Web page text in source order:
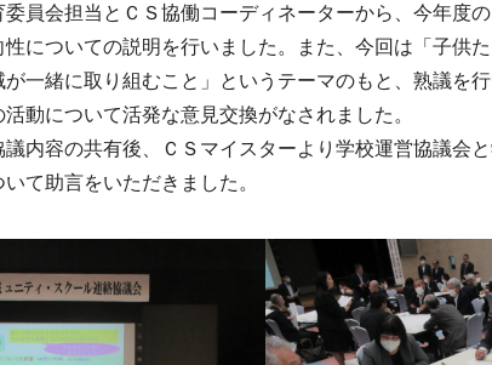
員会担当とＣＳ協働コーディネーターから、今年度
についての説明を行いました。また、今回は「子供
一緒に取り組むこと」というテーマのもと、熟議を
動について活発な意見交換がなされました。
内容の共有後、ＣＳマイスターより学校運営協議会
て助言をいただきました。